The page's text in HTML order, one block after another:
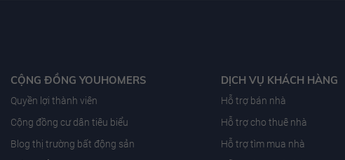
CỘNG ĐỒNG YOUHOMERS
Quyền lợi thành viên
Cộng đồng cư dân tiêu biểu
Blog thị trường bất động sản
DỊCH VỤ KHÁCH HÀNG
Hỗ trợ bán nhà
Hỗ trợ cho thuê nhà
Hỗ trợ tìm mua nhà